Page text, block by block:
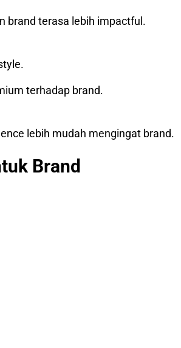
brand terasa lebih impactful.
terhadap brand.
lebih mudah mengingat brand.
Brand